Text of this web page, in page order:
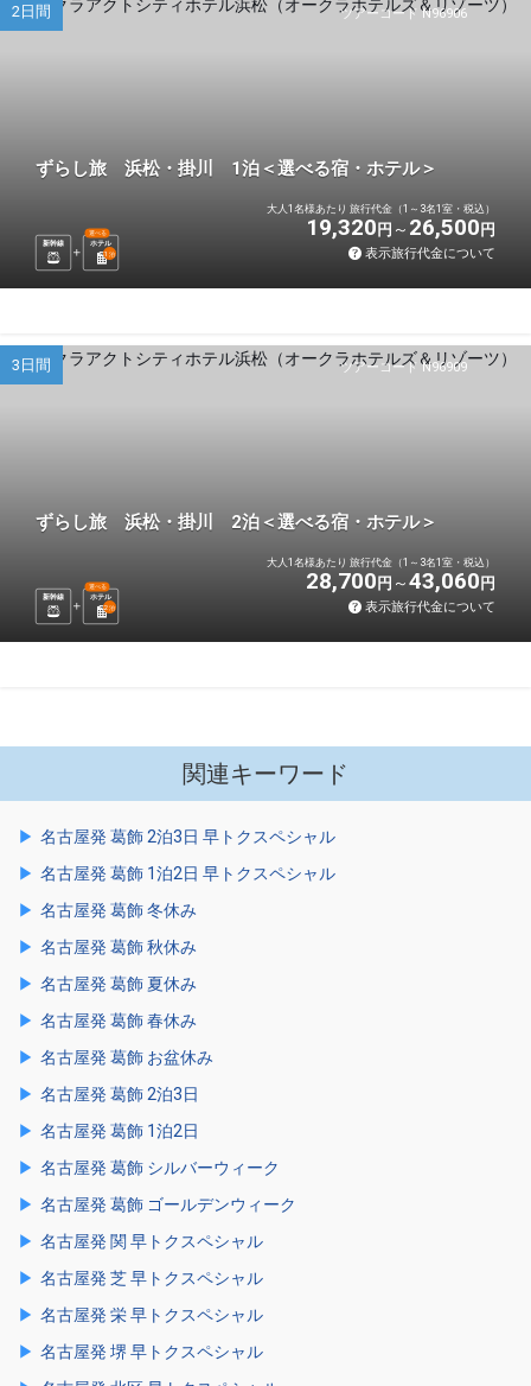
ツアーコード N96906
2日間
ずらし旅 浜松・掛川 1泊＜選べる宿・ホテル＞
新幹線 ホテル
選べる
1 泊
大人1名様あたり 旅行代金（1～3名1室・税込）
19,320 円 26,500 円
表示旅行代金について
ツアーコード N96909
3日間
ずらし旅 浜松・掛川 2泊＜選べる宿・ホテル＞
新幹線 ホテル
選べる
2泊
大人1名様あたり 旅行代金（1～3名1室・税込）
28,700 円 43,060 円
表示旅行代金について
関連キーワード
名古屋発 葛飾 2泊3日 早トクスペシャル
名古屋発 葛飾 1泊2日 早トクスペシャル
名古屋発 葛飾 冬休み
名古屋発 葛飾 秋休み
名古屋発 葛飾 夏休み
名古屋発 葛飾 春休み
名古屋発 葛飾 お盆休み
名古屋発 葛飾 2泊3日
名古屋発 葛飾 1泊2日
名古屋発 葛飾 シルバーウィーク
名古屋発 葛飾 ゴールデンウィーク
名古屋発 関 早トクスペシャル
名古屋発 芝 早トクスペシャル
名古屋発 栄 早トクスペシャル
名古屋発 堺 早トクスペシャル